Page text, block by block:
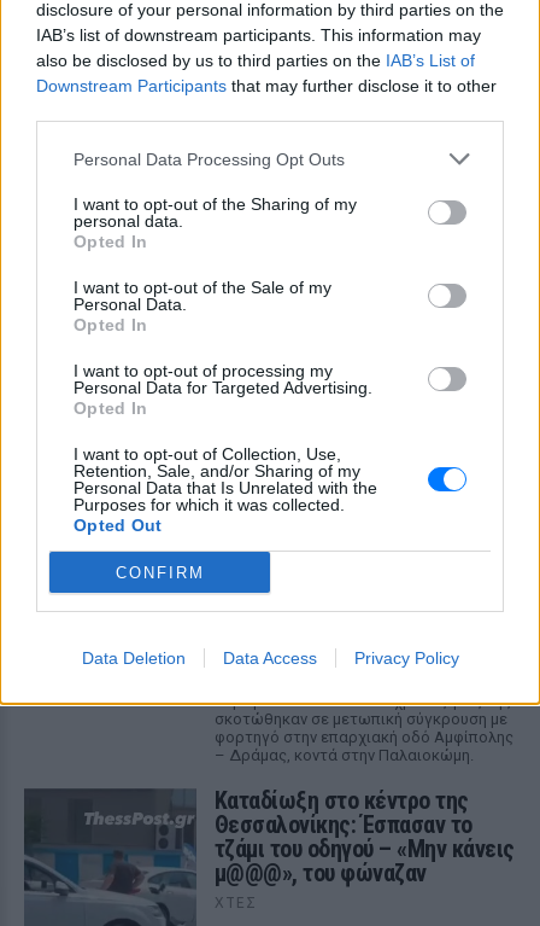
disclosure of your personal information by third parties on the
IAB’s list of downstream participants. This information may
also be disclosed by us to third parties on the IAB’s List of
Downstream Participants that may further disclose it to other
Personal Data Processing Opt Outs
I want to opt-out of the Sharing of my
personal data.
Opted In
I want to opt-out of the Sale of my
Personal Data.
Opted In
I want to opt-out of processing my
Personal Data for Targeted Advertising.
Opted In
I want to opt-out of Collection, Use,
Retention, Sale, and/or Sharing of my
Personal Data that Is Unrelated with the
Purposes for which it was collected.
Opted Out
CONFIRM
Data Deletion Data Access Privacy Policy
ΔΕΙΤΕ ΕΠΙΣΗΣ
ΣΤΗΝ ΙΔΙΑ ΚΑΤΗΓΟΡΙΑ
«Θέλω τον μπαμπά μου»: Το
βίντεο της μεθυσμένης οδηγού
ΧΤΕΣ
πάνω στο golf cart των νεόνυμφων στο
Folly Beach - τώρα νέο υλικό από το
αστυνομικό τμήμα αποκαλύπτει τη
συμπεριφορά της λίγο μετά τη μοιραία
γυναίκα και το παιδί μου, τα
έχασα όλα» ‑ Ο πόνος του
ΧΤΕΣ
Μητέρα 43 ετών και ο 21χρονος γιος της
σκοτώθηκαν σε μετωπική σύγκρουση με
φορτηγό στην επαρχιακή οδό Αμφίπολης
– Δράμας, κοντά στην Παλαιοκώμη.
Καταδίωξη στο κέντρο της
Θεσσαλονίκης: Έσπασαν το
τζάμι του οδηγού – «Μην κάνεις
μ@@@», του φώναζαν
ΧΤΕΣ